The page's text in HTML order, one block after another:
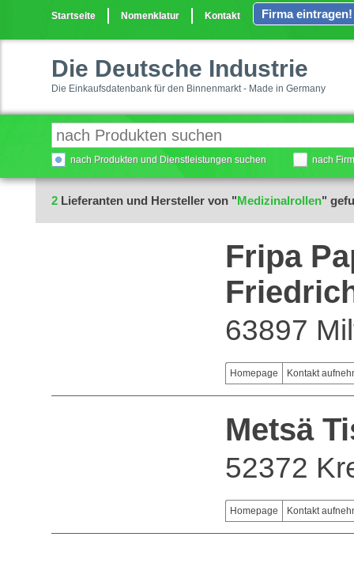
Startseite Nomenklatur Kontakt Firma eintragen!
Die Deutsche Industrie
Die Einkaufsdatenbank für den Binnenmarkt - Made in Germany
nach Produkten und Dienstleistungen suchen nach
2 Lieferanten und Hersteller von "Medizinalrollen"
Fripa
63897
Homepage Kontakt
Metsä
52372
Homepage Kontakt